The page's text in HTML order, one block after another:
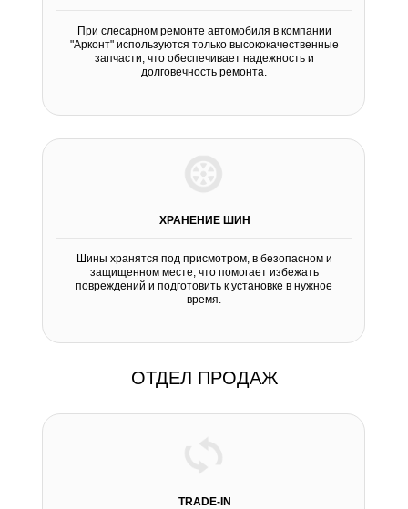
ОТДЕЛ ПРОДАЖ
При слесарном ремонте автомобиля в компании
"Арконт" используются только высококачественные
запчасти, что обеспечивает надежность и
долговечность ремонта.
Шины хранятся под присмотром, в безопасном и
защищенном месте, что помогает избежать
повреждений и подготовить к установке в нужное
время.
ХРАНЕНИЕ ШИН
TRADE-IN